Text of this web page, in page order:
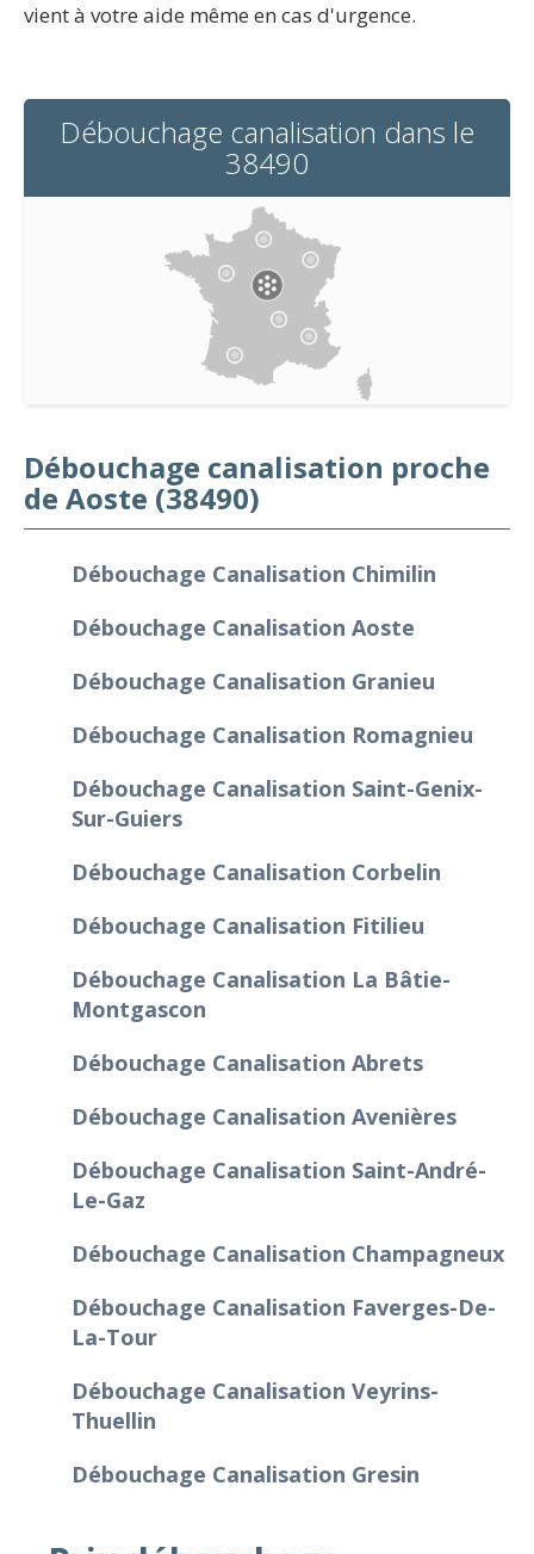
vient à votre aide même en cas d'urgence.
Débouchage canalisation dans le
38490
Débouchage canalisation proche
de Aoste (38490)
Débouchage Canalisation Chimilin
Débouchage Canalisation Aoste
Débouchage Canalisation Granieu
Débouchage Canalisation Romagnieu
Débouchage Canalisation Saint-Genix-
Sur-Guiers
Débouchage Canalisation Corbelin
Débouchage Canalisation Fitilieu
Débouchage Canalisation La Bâtie-
Montgascon
Débouchage Canalisation Abrets
Débouchage Canalisation Avenières
Débouchage Canalisation Saint-André-
Le-Gaz
Débouchage Canalisation Champagneux
Débouchage Canalisation Faverges-De-
La-Tour
Débouchage Canalisation Veyrins-
Thuellin
Débouchage Canalisation Gresin